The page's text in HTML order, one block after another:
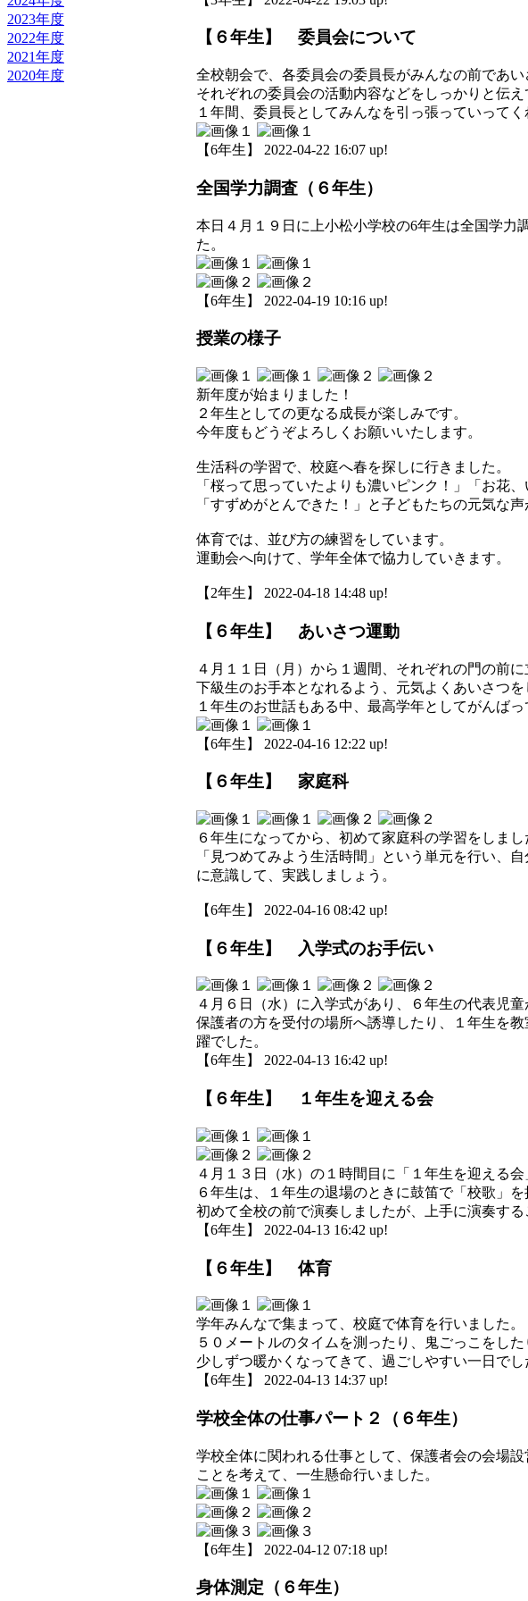
2023年度
2022年度
2021年度
2020年度
【６年生】 委員会について
全校朝会で、各委員会の委員長がみんなの前であい
それぞれの委員会の活動内容などをしっかりと伝え
１年間、委員長としてみんなを引っ張っていってく
【6年生】 2022-04-22 16:07 up!
全国学力調査（６年生）
本日４月１９日に上小松小学校の6年生は全国学力
た。
【6年生】 2022-04-19 10:16 up!
授業の様子
新年度が始まりました！
２年生としての更なる成長が楽しみです。
今年度もどうぞよろしくお願いいたします。
生活科の学習で、校庭へ春を探しに行きました。
「桜って思っていたよりも濃いピンク！」「お花、
「すずめがとんできた！」と子どもたちの元気な声
体育では、並び方の練習をしています。
運動会へ向けて、学年全体で協力していきます。
【2年生】 2022-04-18 14:48 up!
【６年生】 あいさつ運動
４月１１日（月）から１週間、それぞれの門の前
下級生のお手本となれるよう、元気よくあいさつを
１年生のお世話もある中、最高学年としてがんばっ
【6年生】 2022-04-16 12:22 up!
【６年生】 家庭科
６年生になってから、初めて家庭科の学習をしまし
「見つめてみよう生活時間」という単元を行い、
に意識して、実践しましょう。
【6年生】 2022-04-16 08:42 up!
【６年生】 入学式のお手伝い
４月６日（水）に入学式があり、６年生の代表児童
保護者の方を受付の場所へ誘導したり、１年生を
躍でした。
【6年生】 2022-04-13 16:42 up!
【６年生】 １年生を迎える会
４月１３日（水）の１時間目に「１年生を迎える会
６年生は、１年生の退場のときに鼓笛で「校歌」を
初めて全校の前で演奏しましたが、上手に演奏する
【6年生】 2022-04-13 16:42 up!
【６年生】 体育
学年みんなで集まって、校庭で体育を行いました。
５０メートルのタイムを測ったり、鬼ごっこをし
少しずつ暖かくなってきて、過ごしやすい一日でし
【6年生】 2022-04-13 14:37 up!
学校全体の仕事パート２（６年生）
学校全体に関われる仕事として、保護者会の会場
ことを考えて、一生懸命行いました。
【6年生】 2022-04-12 07:18 up!
身体測定（６年生）